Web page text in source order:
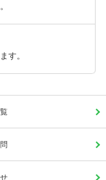
す。